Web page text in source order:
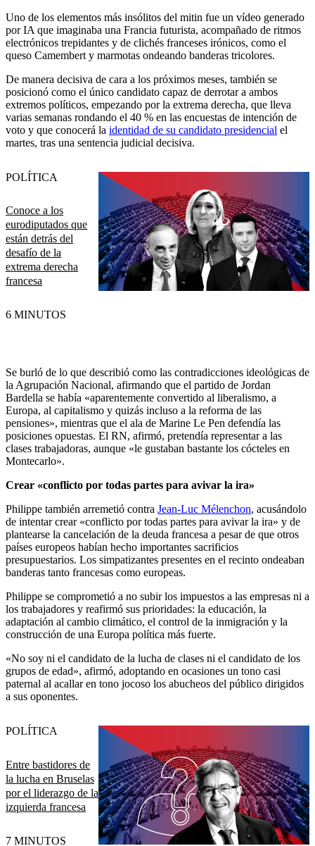
Uno de los elementos más insólitos del mitin fue un vídeo generado
por IA que imaginaba una Francia futurista, acompañado de ritmos
electrónicos trepidantes y de clichés franceses irónicos, como el
queso Camembert y marmotas ondeando banderas tricolores.
De manera decisiva de cara a los próximos meses, también se
posicionó como el único candidato capaz de derrotar a ambos
extremos políticos, empezando por la extrema derecha, que lleva
varias semanas rondando el 40 % en las encuestas de intención de
voto y que conocerá la identidad de su candidato presidencial el
martes, tras una sentencia judicial decisiva.
Conoce a los
eurodiputados que
están detrás del
desafío de la
extrema derecha
francesa
POLÍTICA
6 MINUTOS
Se burló de lo que describió como las contradicciones ideológicas de
la Agrupación Nacional, afirmando que el partido de Jordan
Bardella se había «aparentemente convertido al liberalismo, a
Europa, al capitalismo y quizás incluso a la reforma de las
pensiones», mientras que el ala de Marine Le Pen defendía las
posiciones opuestas. El RN, afirmó, pretendía representar a las
clases trabajadoras, aunque «le gustaban bastante los cócteles en
Montecarlo».
Crear «conflicto por todas partes para avivar la ira»
Philippe también arremetió contra Jean-Luc Mélenchon, acusándolo
de intentar crear «conflicto por todas partes para avivar la ira» y de
plantearse la cancelación de la deuda francesa a pesar de que otros
países europeos habían hecho importantes sacrificios
presupuestarios. Los simpatizantes presentes en el recinto ondeaban
banderas tanto francesas como europeas.
Philippe se comprometió a no subir los impuestos a las empresas ni a
los trabajadores y reafirmó sus prioridades: la educación, la
adaptación al cambio climático, el control de la inmigración y la
construcción de una Europa política más fuerte.
«No soy ni el candidato de la lucha de clases ni el candidato de los
grupos de edad», afirmó, adoptando en ocasiones un tono casi
paternal al acallar en tono jocoso los abucheos del público dirigidos
a sus oponentes.
Entre bastidores de
la lucha en Bruselas
por el liderazgo de la
izquierda francesa
POLÍTICA
7 MINUTOS